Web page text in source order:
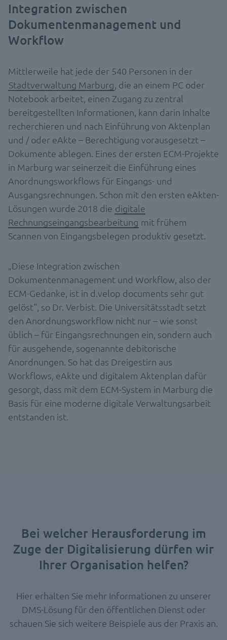
Integration zwischen
Dokumentenmanagement und
Workflow
Mittlerweile hat jede der 540 Personen in der
Stadtverwaltung Marburg, die an einem PC oder
Notebook arbeitet, einen Zugang zu zentral
bereitgestellten Informationen, kann darin Inhalte
recherchieren und nach Einführung von Aktenplan
und / oder eAkte – Berechtigung vorausgesetzt –
Dokumente ablegen. Eines der ersten ECM-Projekte
in Marburg war seinerzeit die Einführung eines
Anordnungsworkflows für Eingangs- und
Ausgangsrechnungen. Schon mit den ersten eAkten-
Lösungen wurde 2018 die digitale
Rechnungseingangsbearbeitung mit frühem
Scannen von Eingangsbelegen produktiv gesetzt.
„Diese Integration zwischen
Dokumentenmanagement und Workflow, also der
ECM-Gedanke, ist in d.velop documents sehr gut
gelöst“, so Dr. Verbist. Die Universitätsstadt setzt
den Anordnungsworkflow nicht nur – wie sonst
üblich – für Eingangsrechnungen ein, sondern auch
für ausgehende, sogenannte debitorische
Anordnungen. So hat das Dreigestirn aus
Workflows, eAkte und digitalem Aktenplan dafür
gesorgt, dass mit dem ECM-System in Marburg die
Basis für eine moderne digitale Verwaltungsarbeit
entstanden ist.
Bei welcher Herausforderung im
Zuge der Digitalisierung dürfen wir
Ihrer Organisation helfen?
Hier erhalten Sie mehr Informationen zu unserer
DMS-Lösung für den öffentlichen Dienst oder
schauen Sie sich weitere Beispiele aus der Praxis an.